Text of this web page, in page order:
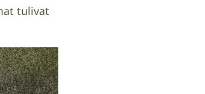
tulivat